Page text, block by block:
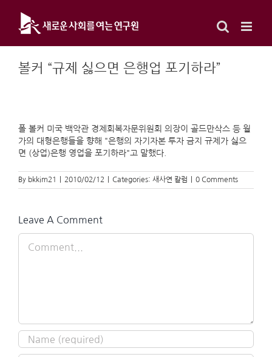
content
볼커 “규제 싫으면 은행업 포기하라”
폴 볼커 미국 백악관 경제회복자문위원회 의장이 골드만삭스 등 월
가의 대형은행들을 향해 "은행의 자기자본 투자 금지 규제가 싫으
면 (상업)은행 영업을 포기하라"고 말했다.
By bkkim21 2010/02/12 Categories: 새사연 칼럼 0 Comments
Leave A Comment